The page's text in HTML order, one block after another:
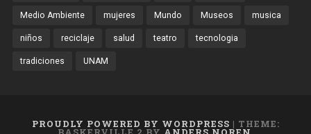
Medio Ambiente mujeres Mundo Museos musica
niños reciclaje salud teatro tecnologia
tradiciones UNAM
PROUDLY POWERED BY WORDPRESS | THEME: